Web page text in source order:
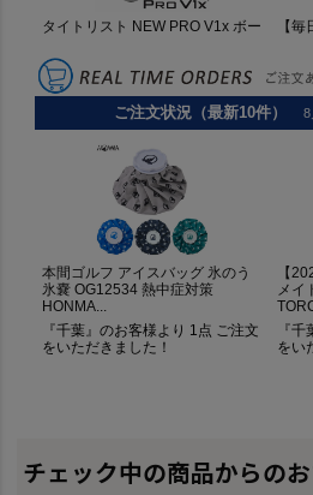
チェック中の商品からの